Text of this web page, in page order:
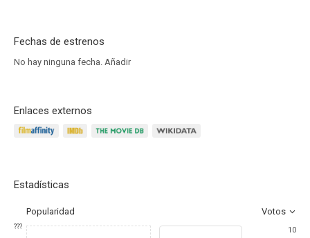
Fechas de estrenos
No hay ninguna fecha. Añadir
Enlaces externos
Estadísticas
Popularidad Votos
???
10